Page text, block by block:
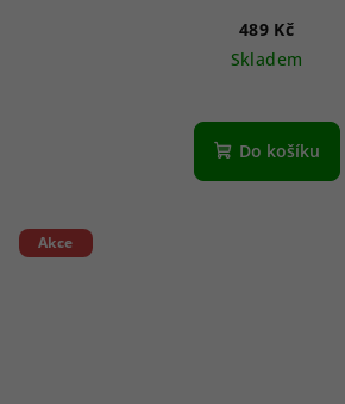
489 Kč
Skladem
Do košíku
Akce